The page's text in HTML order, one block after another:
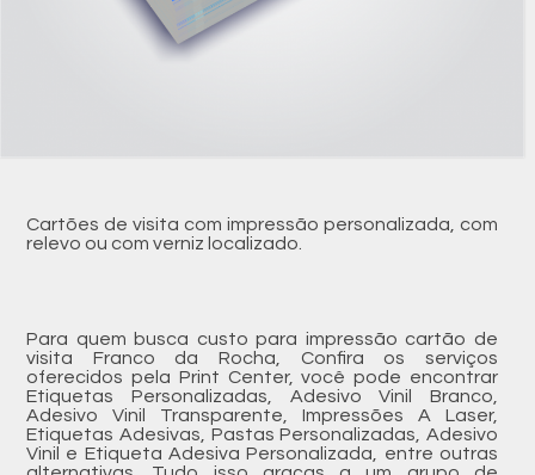
Cartões de visita com impressão personalizada, com
relevo ou com verniz localizado.
Para quem busca custo para impressão cartão de
visita Franco da Rocha, Confira os serviços
oferecidos pela Print Center, você pode encontrar
Etiquetas Personalizadas, Adesivo Vinil Branco,
Adesivo Vinil Transparente, Impressões A Laser,
Etiquetas Adesivas, Pastas Personalizadas, Adesivo
Vinil e Etiqueta Adesiva Personalizada, entre outras